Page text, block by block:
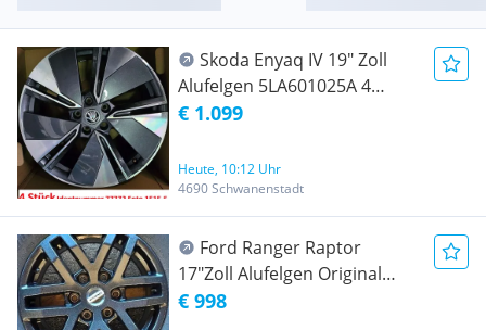
Skoda Enyaq IV 19" Zoll
Alufelgen 5LA601025A 4
Stück (1515.5)
€ 1.099
Heute, 10:12 Uhr
4690 Schwanenstadt
Ford Ranger Raptor
17"Zoll Alufelgen Original
JB3C1007142A 4
€ 998